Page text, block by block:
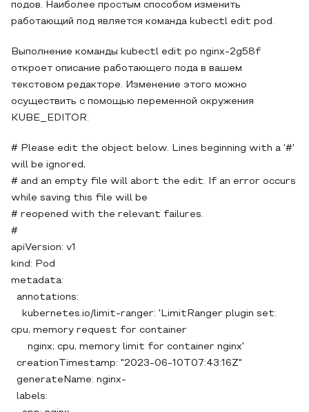
подов. Наиболее простым способом изменить
работающий под является команда kubectl edit pod.
Выполнение команды kubectl edit po nginx-2g58f
откроет описание работающего пода в вашем
текстовом редакторе. Изменение этого можно
осуществить с помощью переменной окружения
KUBE_EDITOR.
# Please edit the object below. Lines beginning with a '#'
will be ignored,
# and an empty file will abort the edit. If an error occurs
while saving this file will be
# reopened with the relevant failures.
#
apiVersion: v1
kind: Pod
metadata:
annotations:
kubernetes.io/limit-ranger: 'LimitRanger plugin set:
cpu, memory request for container
nginx; cpu, memory limit for container nginx'
creationTimestamp: "2023-06-10T07:43:16Z"
generateName: nginx-
labels: